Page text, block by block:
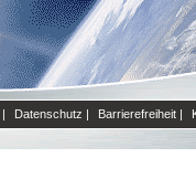
| Datenschutz | Barrierefreiheit |